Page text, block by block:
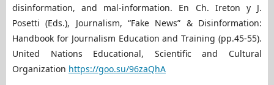
disinformation, and mal-information. En Ch. Ireton y J.
Posetti (Eds.), Journalism, “Fake News” & Disinformation:
Handbook for Journalism Education and Training (pp.45-55).
United Nations Educational, Scientific and Cultural
Organization https://goo.su/96zaQhA